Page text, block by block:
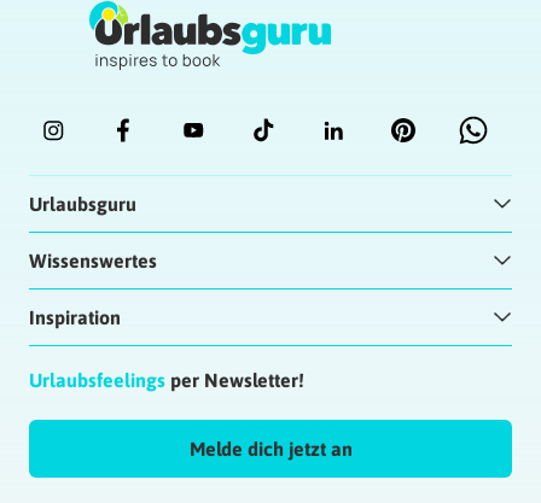
Urlaubsguru
Wissenswertes
Inspiration
Urlaubsfeelings per Newsletter!
Melde dich jetzt an